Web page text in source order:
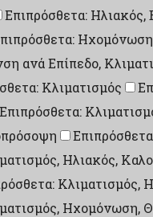
Επιπρόσθετα:
Ηχομόνωση
ανά Επίπεδο,
Κλιματισμός
Επιπρόσθετα:
Ηλιακός,